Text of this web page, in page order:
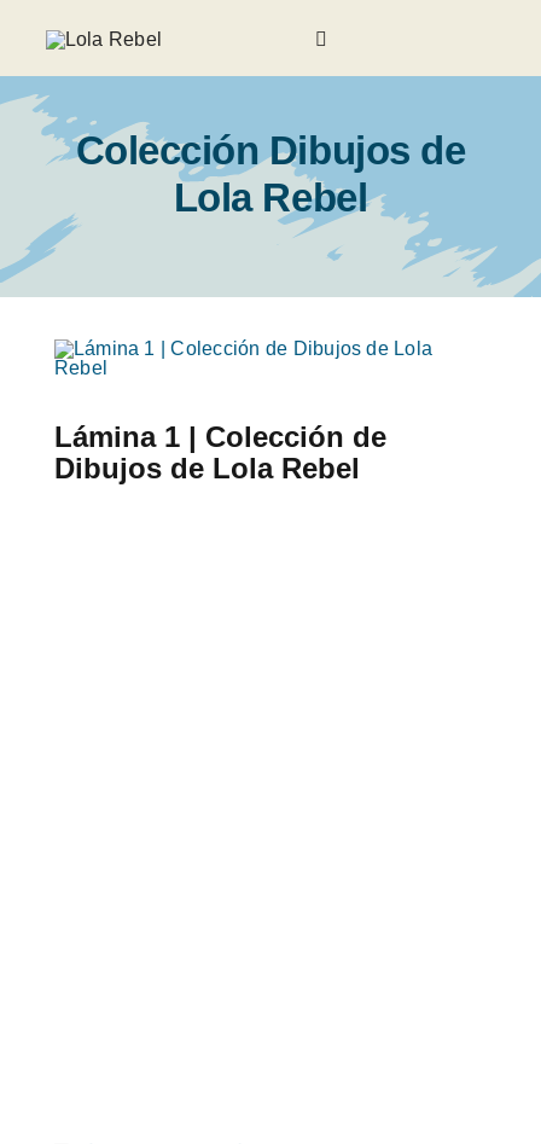
Toggle
Galería
Sobre Lola Rebel
Noticias
Invitados
Contacto
Colección Dibujos de
Lola Rebel
Lámina 1 | Colección de
Dibujos de Lola Rebel